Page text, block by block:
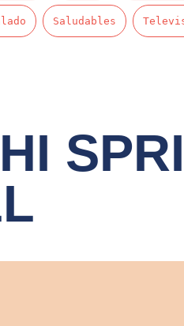
Saludables